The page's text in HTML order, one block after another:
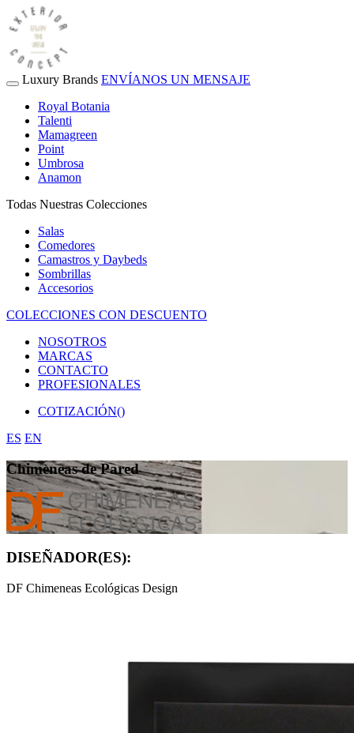
Luxury Brands ENVÍANOS UN MENSAJE
Royal Botania
Talenti
Mamagreen
Point
Umbrosa
Anamon
Todas Nuestras Colecciones
Salas
Comedores
Camastros y Daybeds
Sombrillas
Accesorios
COLECCIONES CON DESCUENTO
NOSOTROS
MARCAS
CONTACTO
PROFESIONALES
COTIZACIÓN()
ES EN
Chimeneas de Pared
DISEÑADOR(ES):
DF Chimeneas Ecológicas Design